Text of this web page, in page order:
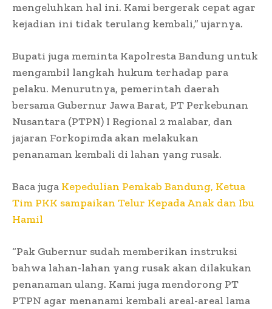
mengeluhkan hal ini. Kami bergerak cepat agar
kejadian ini tidak terulang kembali,” ujarnya.
Bupati juga meminta Kapolresta Bandung untuk
mengambil langkah hukum terhadap para
pelaku. Menurutnya, pemerintah daerah
bersama Gubernur Jawa Barat, PT Perkebunan
Nusantara (PTPN) I Regional 2 malabar, dan
jajaran Forkopimda akan melakukan
penanaman kembali di lahan yang rusak.
Baca juga Kepedulian Pemkab Bandung, Ketua
Tim PKK sampaikan Telur Kepada Anak dan Ibu
Hamil
“Pak Gubernur sudah memberikan instruksi
bahwa lahan-lahan yang rusak akan dilakukan
penanaman ulang. Kami juga mendorong PT
PTPN agar menanami kembali areal-areal lama